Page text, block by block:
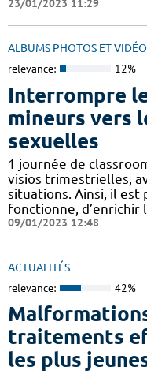
23/01/2023 11:29
ALBUMS PHOTOS ET VIDÉO
relevance: 12%
Interrompre
mineurs vers
sexuelles
1 journée de
visios trimestrielles,
situations. Ainsi, il est
fonctionne, d’enrichir
09/01/2023 12:48
ACTUALITÉS
relevance: 42%
traitements
les plus